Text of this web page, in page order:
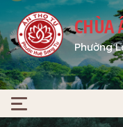
CHÙA
Phường